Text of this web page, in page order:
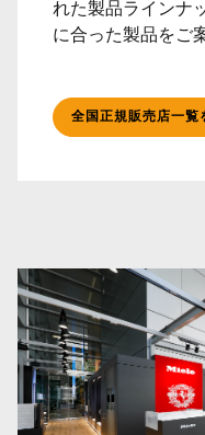
れた製品ラインナ
に合った製品をご
全国正規販売店一覧